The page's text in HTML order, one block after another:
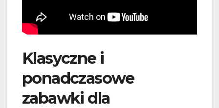
Klasyczne i
ponadczasowe
zabawki dla